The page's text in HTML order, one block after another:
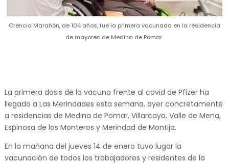
Orencia Marañón, de 104 años, fue la primera vacunada en la residencia
de mayores de Medina de Pomar.
La primera dosis de la vacuna frente al covid de Pfizer ha
llegado a Las Merindades esta semana, ayer concretamente
a residencias de Medina de Pomar, Villarcayo, Valle de Mena,
Espinosa de los Monteros y Merindad de Montija.
En la mañana del jueves 14 de enero tuvo lugar la
vacunación de todos los trabajadores y residentes de la